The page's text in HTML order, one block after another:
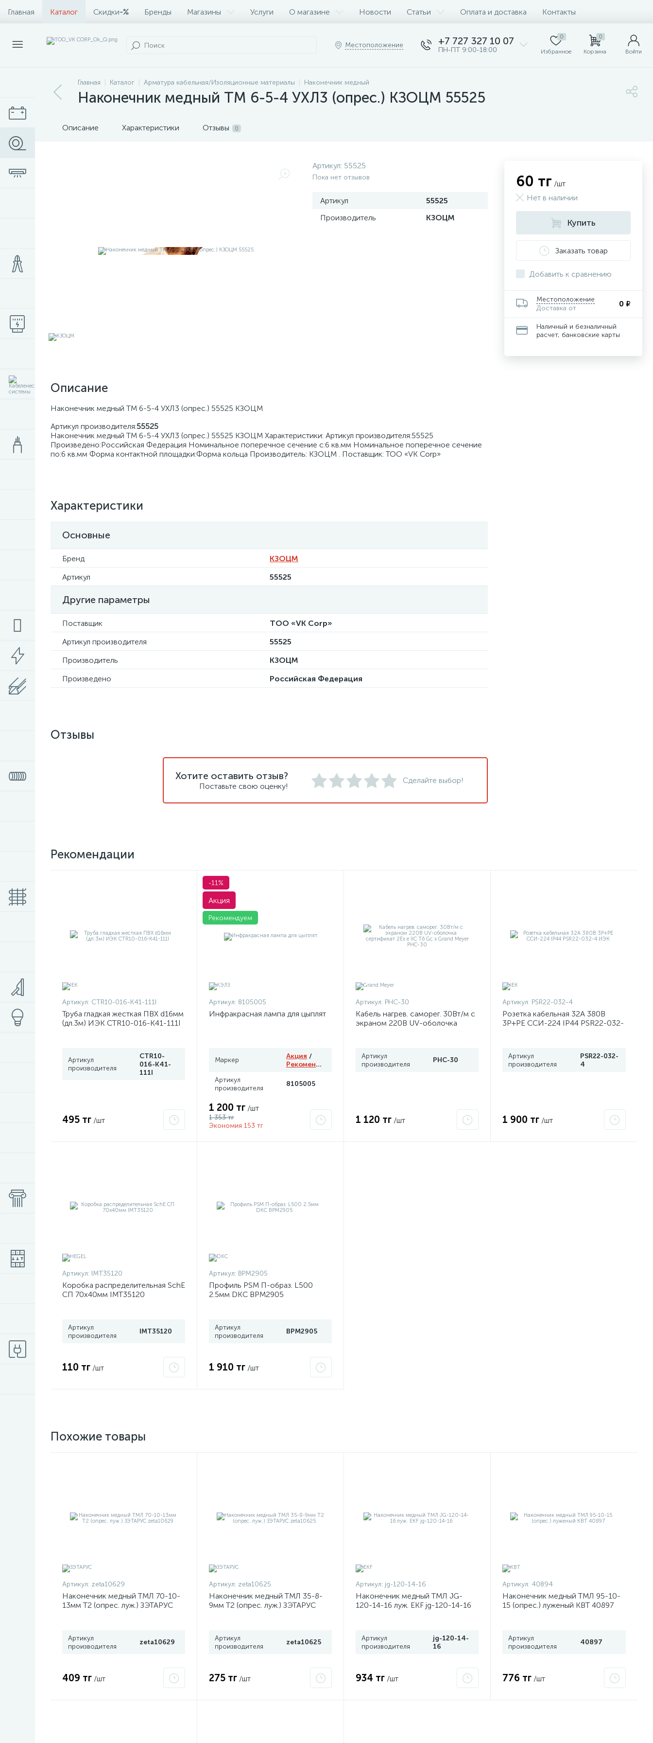
Главная Каталог Скидки-% Бренды Магазины Услуги О магазине Новости Статьи Оплата и доставка Контакты
Местоположение +7 727 327 10 07
ПН-ПТ 9:00-18:00
0
Избранное
0
Корзина Войти
Главная Каталог Арматура кабельная/Изоляционные материалы Наконечник медный
Наконечник медный ТМ 6-5-4 УХЛ3 (опрес.) КЗОЦМ 55525
Описание Характеристики Отзывы 0
Артикул: 55525
Пока нет отзывов
Артикул
55525
Производитель
КЗОЦМ
Описание
Наконечник медный ТМ 6-5-4 УХЛ3 (опрес.) 55525 КЗОЦМ
Артикул производителя:55525
Наконечник медный ТМ 6-5-4 УХЛ3 (опрес.) 55525 КЗОЦМ Характеристики: Артикул производителя:55525
Произведено:Российская Федерация Номинальное поперечное сечение с:6 кв.мм Номинальное поперечное сечение
по:6 кв.мм Форма контактной площадки:Форма кольца Производитель: КЗОЦМ . Поставщик: ТОО «VK Corp»
Характеристики
Основные
Бренд
КЗОЦМ
Артикул
55525
Другие параметры
Поставщик
ТОО «VK Corp»
Артикул производителя
55525
Производитель
КЗОЦМ
Произведено
Российская Федерация
60 тг /шт
Нет в наличии
Купить
Заказать товар
Добавить к сравнению
Местоположение
Доставка от
0 ₽
Наличный и безналичный
расчет, банковские карты
Отзывы
Хотите оставить отзыв?
Поставьте свою оценку!
Сделайте выбор!
Рекомендации
Артикул: CTR10-016-K41-111I
Труба гладкая жесткая ПВХ d16мм
(дл.3м) ИЭК CTR10-016-K41-111I
Артикул
производителя
CTR10-
016-K41-
111I
495 тг /шт
-11%
Акция
Рекомендуем
Артикул: 8105005
Инфракрасная лампа для цыплят
Маркер Акция /
Рекомендуем
Артикул
производителя
8105005
1 200 тг /шт
1 353 тг
Экономия 153 тг
Артикул: PHC-30
Кабель нагрев. саморег. 30Вт/м с
экраном 220В UV-оболочка
Артикул
производителя
PHC-30
1 120 тг /шт
Артикул: PSR22-032-4
Розетка кабельная 32А 380В
3P+PЕ ССИ-224 IP44 PSR22-032-
Артикул
производителя
PSR22-032-
4
1 900 тг /шт
Артикул: IMT35120
Коробка распределительная SchE
СП 70х40мм IMT35120
Артикул
производителя
IMT35120
110 тг /шт
Артикул: BPM2905
Профиль PSM П-образ. L500
2.5мм DKC BPM2905
Артикул
производителя
BPM2905
1 910 тг /шт
Похожие товары
Артикул: zeta10629
Наконечник медный ТМЛ 70-10-
13мм Т2 (опрес. луж.) ЗЭТАРУС
Артикул
производителя
zeta10629
409 тг /шт
Артикул: zeta10625
Наконечник медный ТМЛ 35-8-
9мм Т2 (опрес. луж.) ЗЭТАРУС
Артикул
производителя
zeta10625
275 тг /шт
Артикул: jg-120-14-16
Наконечник медный ТМЛ JG-
120-14-16 луж. EKF jg-120-14-16
Артикул
производителя
jg-120-14-
16
934 тг /шт
Артикул: 40894
Наконечник медный ТМЛ 95-10-
15 (опрес.) луженый КВТ 40897
Артикул
производителя
40897
776 тг /шт